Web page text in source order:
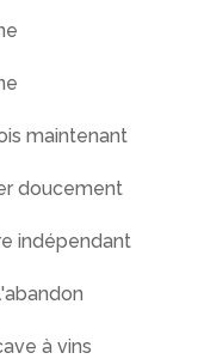
maintenant
doucement
indépendant
à vins